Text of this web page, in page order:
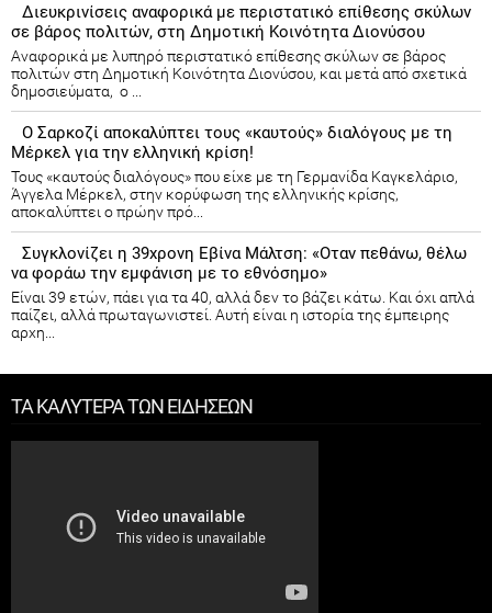
Διευκρινίσεις αναφορικά με περιστατικό επίθεσης σκύλων
σε βάρος πολιτών, στη Δημοτική Κοινότητα Διονύσου
Αναφορικά με λυπηρό περιστατικό επίθεσης σκύλων σε βάρος
πολιτών στη Δημοτική Κοινότητα Διονύσου, και μετά από σχετικά
δημοσιεύματα, ο ...
Ο Σαρκοζί αποκαλύπτει τους «καυτούς» διαλόγους με τη
Μέρκελ για την ελληνική κρίση!
Τους «καυτούς διαλόγους» που είχε με τη Γερμανίδα Καγκελάριο,
Άγγελα Μέρκελ, στην κορύφωση της ελληνικής κρίσης,
αποκαλύπτει ο πρώην πρό...
Συγκλονίζει η 39χρονη Εβίνα Μάλτση: «Οταν πεθάνω, θέλω
να φοράω την εμφάνιση με το εθνόσημο»
Είναι 39 ετών, πάει για τα 40, αλλά δεν το βάζει κάτω. Και όχι απλά
παίζει, αλλά πρωταγωνιστεί. Αυτή είναι η ιστορία της έμπειρης
αρχη...
ΤΑ ΚΑΛΥΤΕΡΑ ΤΩΝ ΕΙΔΗΣΕΩΝ